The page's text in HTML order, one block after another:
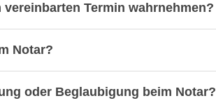
Termin wahrnehmen?
Notar?
oder Beglaubigung beim Notar?